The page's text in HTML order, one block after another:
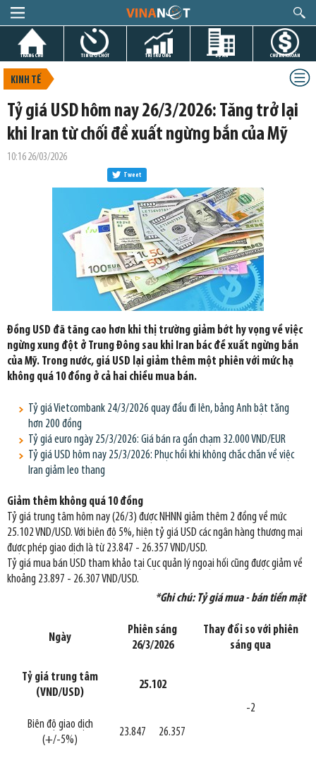
TRANG CHỦ TIN GIỜ CHÓT THỊ TRƯỜNG DỰ ÁN CHỨNG KHOÁN
KINH TẾ
Tỷ giá USD hôm nay 26/3/2026: Tăng trở lại
khi Iran từ chối đề xuất ngừng bắn của Mỹ
10:16 26/03/2026
Tweet
Đồng USD đã tăng cao hơn khi thị trường giảm bớt hy vọng về việc
ngừng xung đột ở Trung Đông sau khi Iran bác đề xuất ngừng bắn
của Mỹ. Trong nước, giá USD lại giảm thêm một phiên với mức hạ
không quá 10 đồng ở cả hai chiều mua bán.
Tỷ giá Vietcombank 24/3/2026 quay đầu đi lên, bảng Anh bật tăng
hơn 200 đồng
Tỷ giá euro ngày 25/3/2026: Giá bán ra gần chạm 32.000 VND/EUR
Tỷ giá USD hôm nay 25/3/2026: Phục hồi khi không chắc chắn về việc
Iran giảm leo thang
Giảm thêm không quá 10 đồng
Tỷ giá trung tâm hôm nay (26/3) được NHNN giảm thêm 2 đồng về mức
25.102 VND/USD. Với biên độ 5%, hiện tỷ giá USD các ngân hàng thương mại
được phép giao dịch là từ 23.847 - 26.357 VND/USD.
Tỷ giá mua bán USD tham khảo tại Cục quản lý ngoại hối cũng được giảm về
khoảng 23.897 - 26.307 VND/USD.
*Ghi chú: Tỷ giá mua - bán tiền mặt
Ngày
Phiên sáng
26/3/2026
Thay đổi so với phiên
sáng qua
Tỷ giá trung tâm
(VND/USD)
25.102
-2
Biên độ giao dịch
(+/-5%)
23.847 26.357